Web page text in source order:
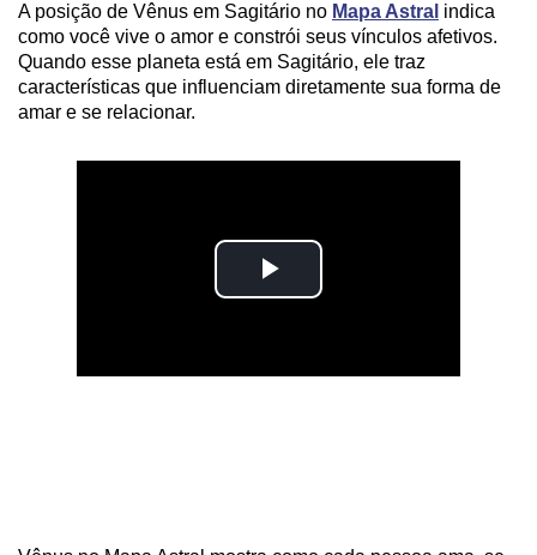
A posição de Vênus em Sagitário no Mapa Astral indica
como você vive o amor e constrói seus vínculos afetivos.
Quando esse planeta está em Sagitário, ele traz
características que influenciam diretamente sua forma de
amar e se relacionar.